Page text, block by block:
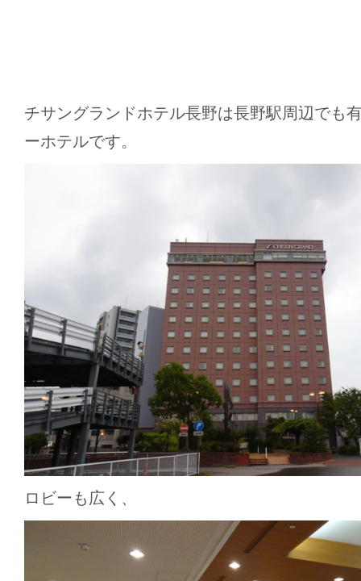
チサングランドホテル長野は長野駅周辺でも
ーホテルです。
ロビーも広く、